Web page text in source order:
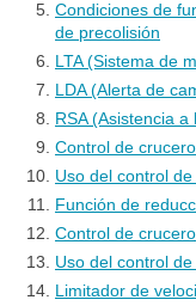
Condiciones de
de precolisión
LTA (Sistema de
LDA (Alerta de
RSA (Asistencia
Control de
Uso del control
Función de
Control de crucero
Uso del control
Limitador de